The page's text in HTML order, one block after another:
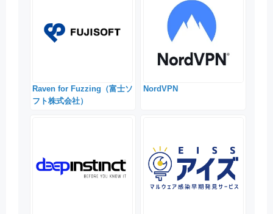
Raven for Fuzzing（富士ソ
フト株式会社）
NordVPN